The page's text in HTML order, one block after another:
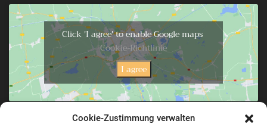
Cookie-Zustimmung verwalten
Click 'I agree' to enable Google maps
Cookie-Richtlinie
I agree